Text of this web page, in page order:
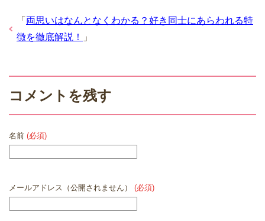
「 両思いはなんとなくわかる？好き同士にあらわれる特
徴を徹底解説！
」
コメントを残す
名前 (必須)
メールアドレス（公開されません） (必須)